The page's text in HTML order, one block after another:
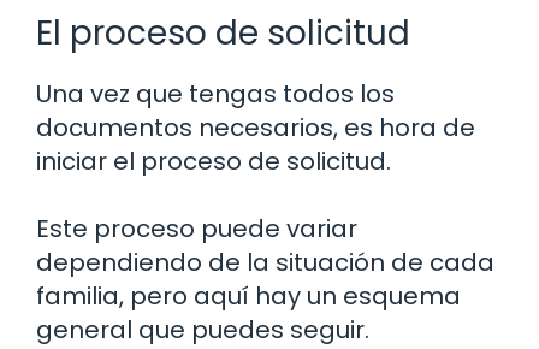
El proceso de solicitud
Una vez que tengas todos los
documentos necesarios, es hora de
iniciar el proceso de solicitud.
Este proceso puede variar
dependiendo de la situación de cada
familia, pero aquí hay un esquema
general que puedes seguir.